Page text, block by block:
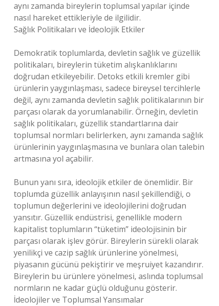
aynı zamanda bireylerin toplumsal yapılar içinde
nasıl hareket ettikleriyle de ilgilidir.
Sağlık Politikaları ve İdeolojik Etkiler
Demokratik toplumlarda, devletin sağlık ve güzellik
politikaları, bireylerin tüketim alışkanlıklarını
doğrudan etkileyebilir. Detoks etkili kremler gibi
ürünlerin yaygınlaşması, sadece bireysel tercihlerle
değil, aynı zamanda devletin sağlık politikalarının bir
parçası olarak da yorumlanabilir. Örneğin, devletin
sağlık politikaları, güzellik standartlarına dair
toplumsal normları belirlerken, aynı zamanda sağlık
ürünlerinin yaygınlaşmasına ve bunlara olan talebin
artmasına yol açabilir.
Bunun yanı sıra, ideolojik etkiler de önemlidir. Bir
toplumda güzellik anlayışının nasıl şekillendiği, o
toplumun değerlerini ve ideolojilerini doğrudan
yansıtır. Güzellik endüstrisi, genellikle modern
kapitalist toplumların “tüketim” ideolojisinin bir
parçası olarak işlev görür. Bireylerin sürekli olarak
yenilikçi ve cazip sağlık ürünlerine yönelmesi,
piyasanın gücünü pekiştirir ve meşruiyet kazandırır.
Bireylerin bu ürünlere yönelmesi, aslında toplumsal
normların ne kadar güçlü olduğunu gösterir.
İdeolojiler ve Toplumsal Yansımalar